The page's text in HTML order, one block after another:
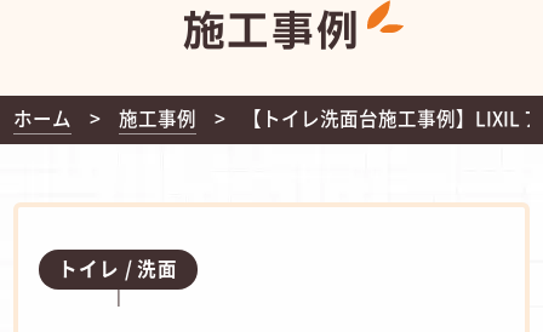
施工事例
ホーム 施工事例 【トイレ洗面台施工事例】LIXIL
トイレ 洗面